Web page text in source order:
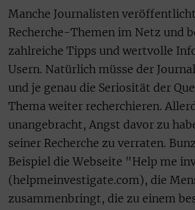
Manche Journalisten
Recherche-Themen im Netz und
zahlreiche Tipps und wertvolle
Usern. Natürlich müsse der
und je genau die Seriosität der
Thema weiter recherchieren.
unangebracht, Angst davor zu
seiner Recherche zu verraten.
Beispiel die Webseite "Help me
(helpmeinvestigate.com), die
zusammenbringt, die zu einem